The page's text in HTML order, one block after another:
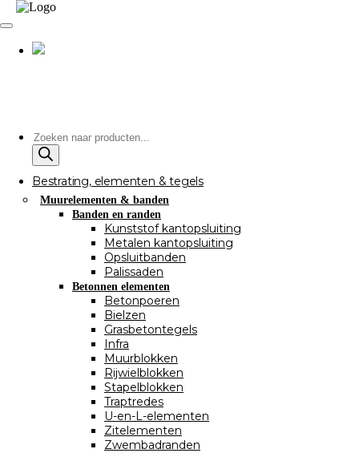
Producten
zoeken
Bestrating, elementen & tegels
Muurelementen & banden
Banden en randen
Kunststof kantopsluiting
Metalen kantopsluiting
Opsluitbanden
Palissaden
Betonnen elementen
Betonpoeren
Bielzen
Grasbetontegels
Infra
Muurblokken
Rijwielblokken
Stapelblokken
Traptredes
U-en-L-elementen
Zitelementen
Zwembadranden